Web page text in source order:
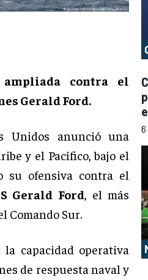
contra el
Gerald Ford.
Unidos anunció una
y el Pacífico, bajo el
su ofensiva contra el
Gerald Ford, el más
Comando Sur.
capacidad operativa
de respuesta naval y